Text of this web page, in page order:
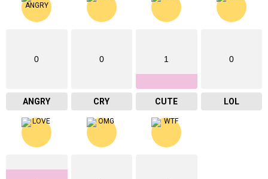
0
ANGRY
0
CRY
1
CUTE
0
LOL